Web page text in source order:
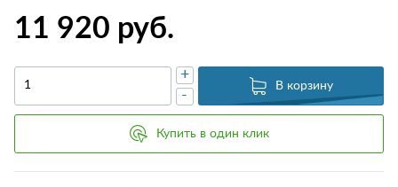
11 920 руб.
-
+
В корзину
Купить в один клик